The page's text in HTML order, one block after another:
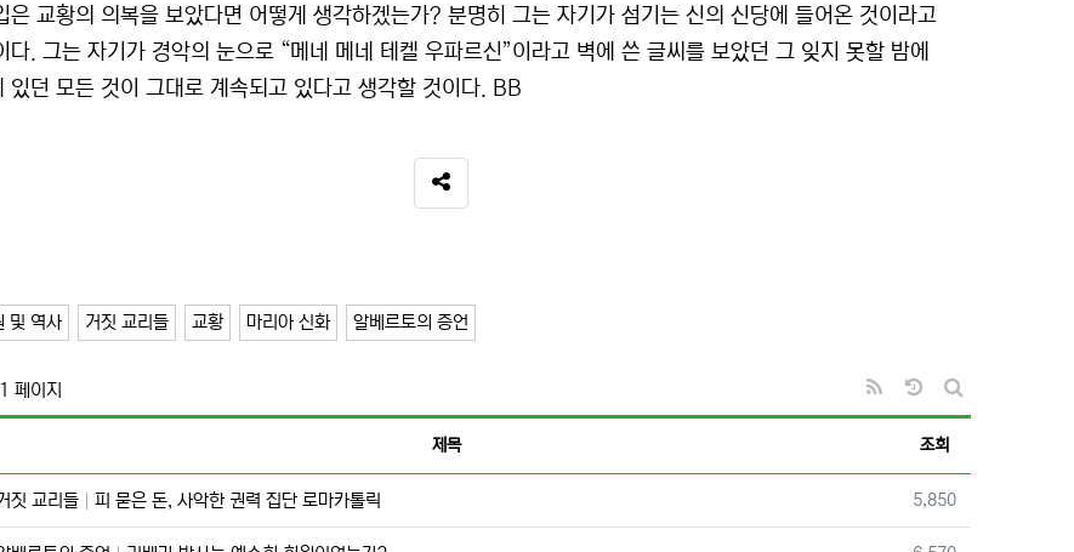
은 교황의 의복을 보았다면 어떻게 생각하겠는가? 분명히 그는 자기가 섬기는 신의 신당에 들어온 것이라고
다. 그는 자기가 경악의 눈으로 “메네 메네 테켈 우파르신”이라고 벽에 쓴 글씨를 보았던 그 잊지 못할 밤에
있던 모든 것이 그대로 계속되고 있다고 생각할 것이다. BB
SNS 공유
및 역사 거짓 교리들 교황 마리아 신화 알베르토의 증언
페이지 RSS
날짜순 정렬
게시판 검색
제목 조회
짓 교리들 피 묻은 돈, 사악한 권력 집단 로마카톨릭 조회
5,850